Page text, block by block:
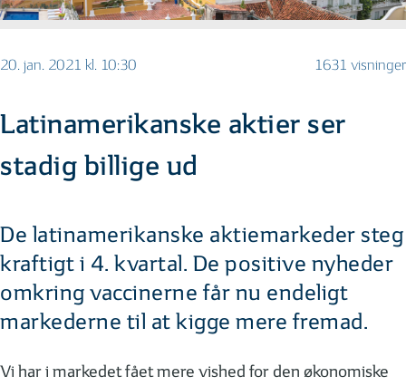
20. jan. 2021 kl. 10:30 1631 visninger
Latinamerikanske aktier ser
stadig billige ud
De latinamerikanske aktiemarkeder steg
kraftigt i 4. kvartal. De positive nyheder
omkring vaccinerne får nu endeligt
markederne til at kigge mere fremad.
Vi har i markedet fået mere vished for den økonomiske